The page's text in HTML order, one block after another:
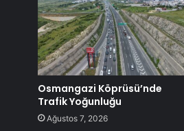
Osmangazi Köprüsü’nde
Trafik Yoğunluğu
Ağustos 7, 2026